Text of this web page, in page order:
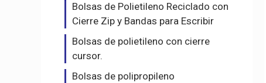
Bolsas de Polietileno Reciclado con
Cierre Zip y Bandas para Escribir
Bolsas de polietileno con cierre
cursor.
Bolsas de polipropileno